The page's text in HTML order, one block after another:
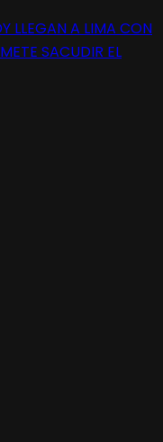
LLEGAN A LIMA CON
SACUDIR EL